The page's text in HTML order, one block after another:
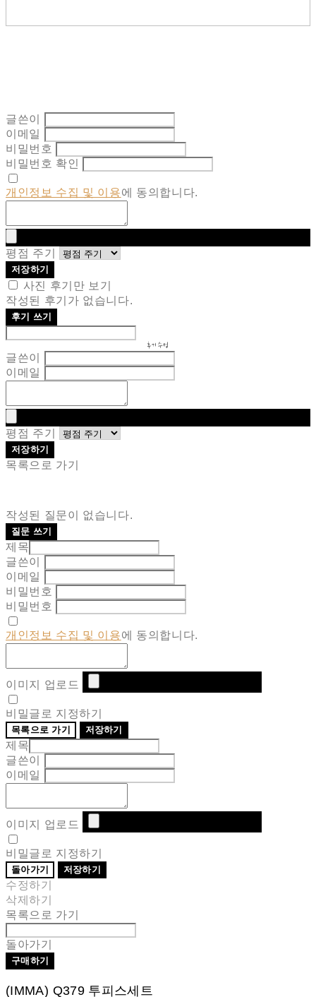
글쓴이
이메일
비밀번호
비밀번호 확인
개인정보 수집 및 이용에 동의합니다.
평점 주기
저장하기
사진 후기만 보기
작성된 후기가 없습니다.
후기 쓰기
후기 수정
글쓴이
이메일
평점 주기
저장하기
목록으로 가기
작성된 질문이 없습니다.
질문 쓰기
제목
글쓴이
이메일
비밀번호
비밀번호
개인정보 수집 및 이용에 동의합니다.
이미지 업로드
비밀글로 지정하기
목록으로 가기 저장하기
제목
글쓴이
이메일
이미지 업로드
비밀글로 지정하기
돌아가기 저장하기
수정하기
삭제하기
목록으로 가기
돌아가기
구매하기
(IMMA) Q379 투피스세트